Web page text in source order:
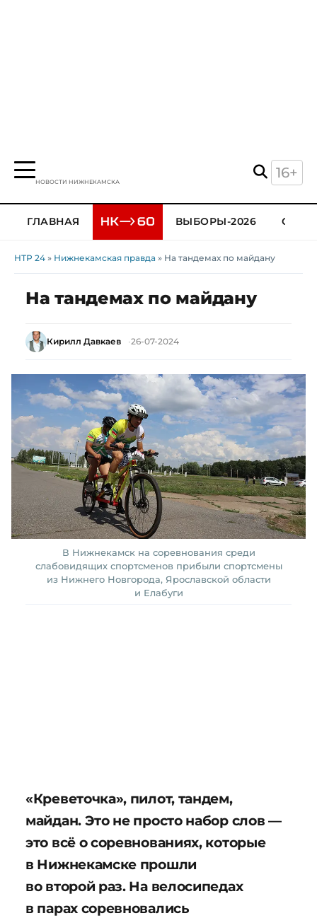
НОВОСТИ НИЖНЕКАМСКА
16+
ГЛАВНАЯ ВЫБОРЫ-2026
НТР 24 » Нижнекамская правда » На тандемах по майдану
На тандемах по майдану
Кирилл Давкаев 26-07-2024
В Нижнекамск на соревнования среди
слабовидящих спортсменов прибыли спортсмены
из Нижнего Новгорода, Ярославской области
и Елабуги
«Креветочка», пилот, тандем,
майдан. Это не просто набор слов —
это всё о соревнованиях, которые
в Нижнекамске прошли
во второй раз. На велосипедах
в парах соревновались